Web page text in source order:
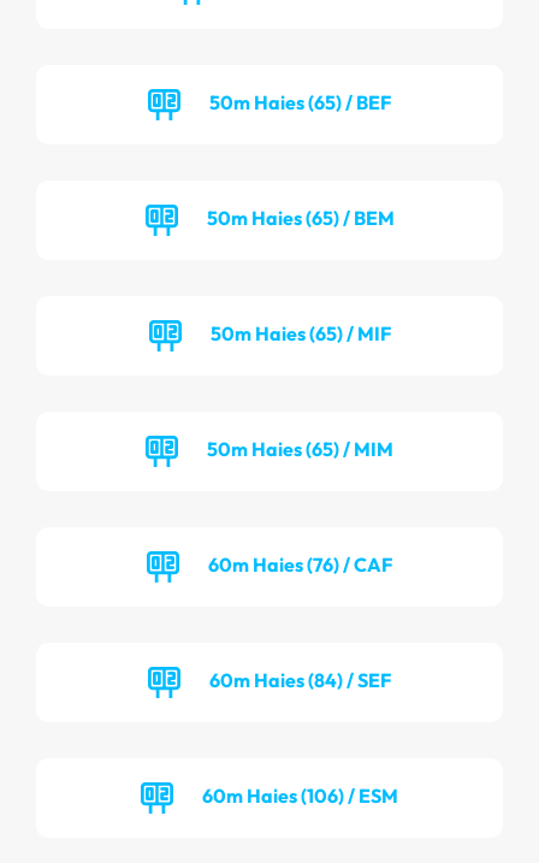
50m Haies (65) / BEF
50m Haies (65) / BEM
50m Haies (65) / MIF
50m Haies (65) / MIM
60m Haies (76) / CAF
60m Haies (84) / SEF
60m Haies (106) / ESM